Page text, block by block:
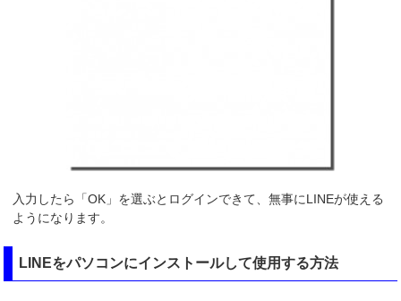
入力したら「OK」を選ぶとログインできて、無事にLINEが使える
ようになります。
LINEをパソコンにインストールして使用する方法